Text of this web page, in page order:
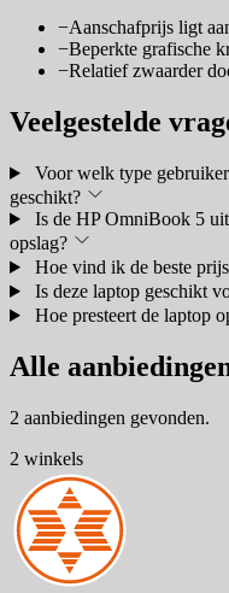
−Aanschafprijs ligt
−Beperkte grafische
−Relatief zwaarder
Veelgestelde
Voor welk type
geschikt?
Is de HP OmniBook 5
opslag?
Hoe vind ik de beste
Is deze laptop geschikt
Hoe presteert de laptop
Alle
2 aanbiedingen gevonden.
2 winkels